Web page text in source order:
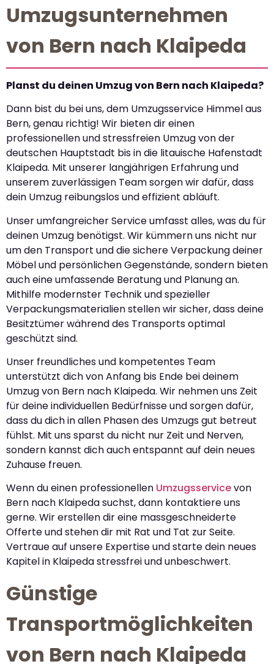
Umzugsunternehmen
von Bern nach Klaipeda
Planst du deinen Umzug von Bern nach Klaipeda?
Dann bist du bei uns, dem Umzugsservice Himmel aus
Bern, genau richtig! Wir bieten dir einen
professionellen und stressfreien Umzug von der
deutschen Hauptstadt bis in die litauische Hafenstadt
Klaipeda. Mit unserer langjährigen Erfahrung und
unserem zuverlässigen Team sorgen wir dafür, dass
dein Umzug reibungslos und effizient abläuft.
Unser umfangreicher Service umfasst alles, was du für
deinen Umzug benötigst. Wir kümmern uns nicht nur
um den Transport und die sichere Verpackung deiner
Möbel und persönlichen Gegenstände, sondern bieten
auch eine umfassende Beratung und Planung an.
Mithilfe modernster Technik und spezieller
Verpackungsmaterialien stellen wir sicher, dass deine
Besitztümer während des Transports optimal
geschützt sind.
Unser freundliches und kompetentes Team
unterstützt dich von Anfang bis Ende bei deinem
Umzug von Bern nach Klaipeda. Wir nehmen uns Zeit
für deine individuellen Bedürfnisse und sorgen dafür,
dass du dich in allen Phasen des Umzugs gut betreut
fühlst. Mit uns sparst du nicht nur Zeit und Nerven,
sondern kannst dich auch entspannt auf dein neues
Zuhause freuen.
Wenn du einen professionellen Umzugsservicevon
Bern nach Klaipeda suchst, dann kontaktiere uns
gerne. Wir erstellen dir eine massgeschneiderte
Offerte und stehen dir mit Rat und Tat zur Seite.
Vertraue auf unsere Expertise und starte dein neues
Kapitel in Klaipeda stressfrei und unbeschwert.
Günstige
Transportmöglichkeiten
von Bern nach Klaipeda